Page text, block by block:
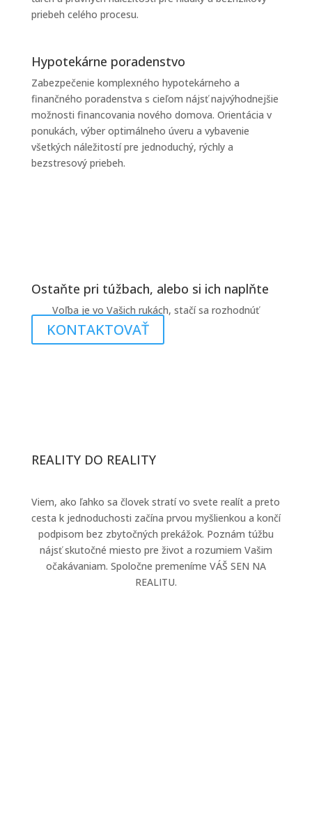
priebeh celého procesu.
Hypotekárne poradenstvo
Zabezpečenie komplexného hypotekárneho a
finančného poradenstva s cieľom nájsť najvýhodnejšie
možnosti financovania nového domova. Orientácia v
ponukách, výber optimálneho úveru a vybavenie
všetkých náležitostí pre jednoduchý, rýchly a
bezstresový priebeh.
Ostaňte pri túžbach, alebo si ich naplňte
Voľba je vo Vašich rukách, stačí sa rozhodnúť
KONTAKTOVAŤ
REALITY DO REALITY
Viem, ako ľahko sa človek stratí vo svete realít a preto
cesta k jednoduchosti začína prvou myšlienkou a končí
podpisom bez zbytočných prekážok. Poznám túžbu
nájsť skutočné miesto pre život a rozumiem Vašim
očakávaniam. Spoločne premeníme VÁŠ SEN NA
REALITU.